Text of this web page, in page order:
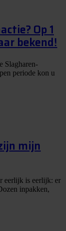
Op 1
bekend!
Slagharen-
periode kon u
mijn
eerlijk is eerlijk: er
inpakken,